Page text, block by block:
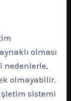
olması
nedenlerle,
olmayabilir.
sistemi